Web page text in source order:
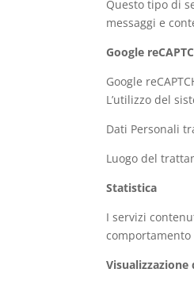
Questo tipo di
messaggi e
Google
Google
L’utilizzo del
Dati Personali
Luogo del
Statistica
I servizi
comportamento